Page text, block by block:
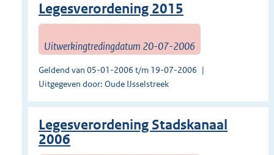
Legesverordening 2015
Uitwerkingtredingdatum 20-07-2006
Geldend van 05-01-2006 t/m 19-07-2006
Uitgegeven door: Oude IJsselstreek
Legesverordening Stadskanaal
2006